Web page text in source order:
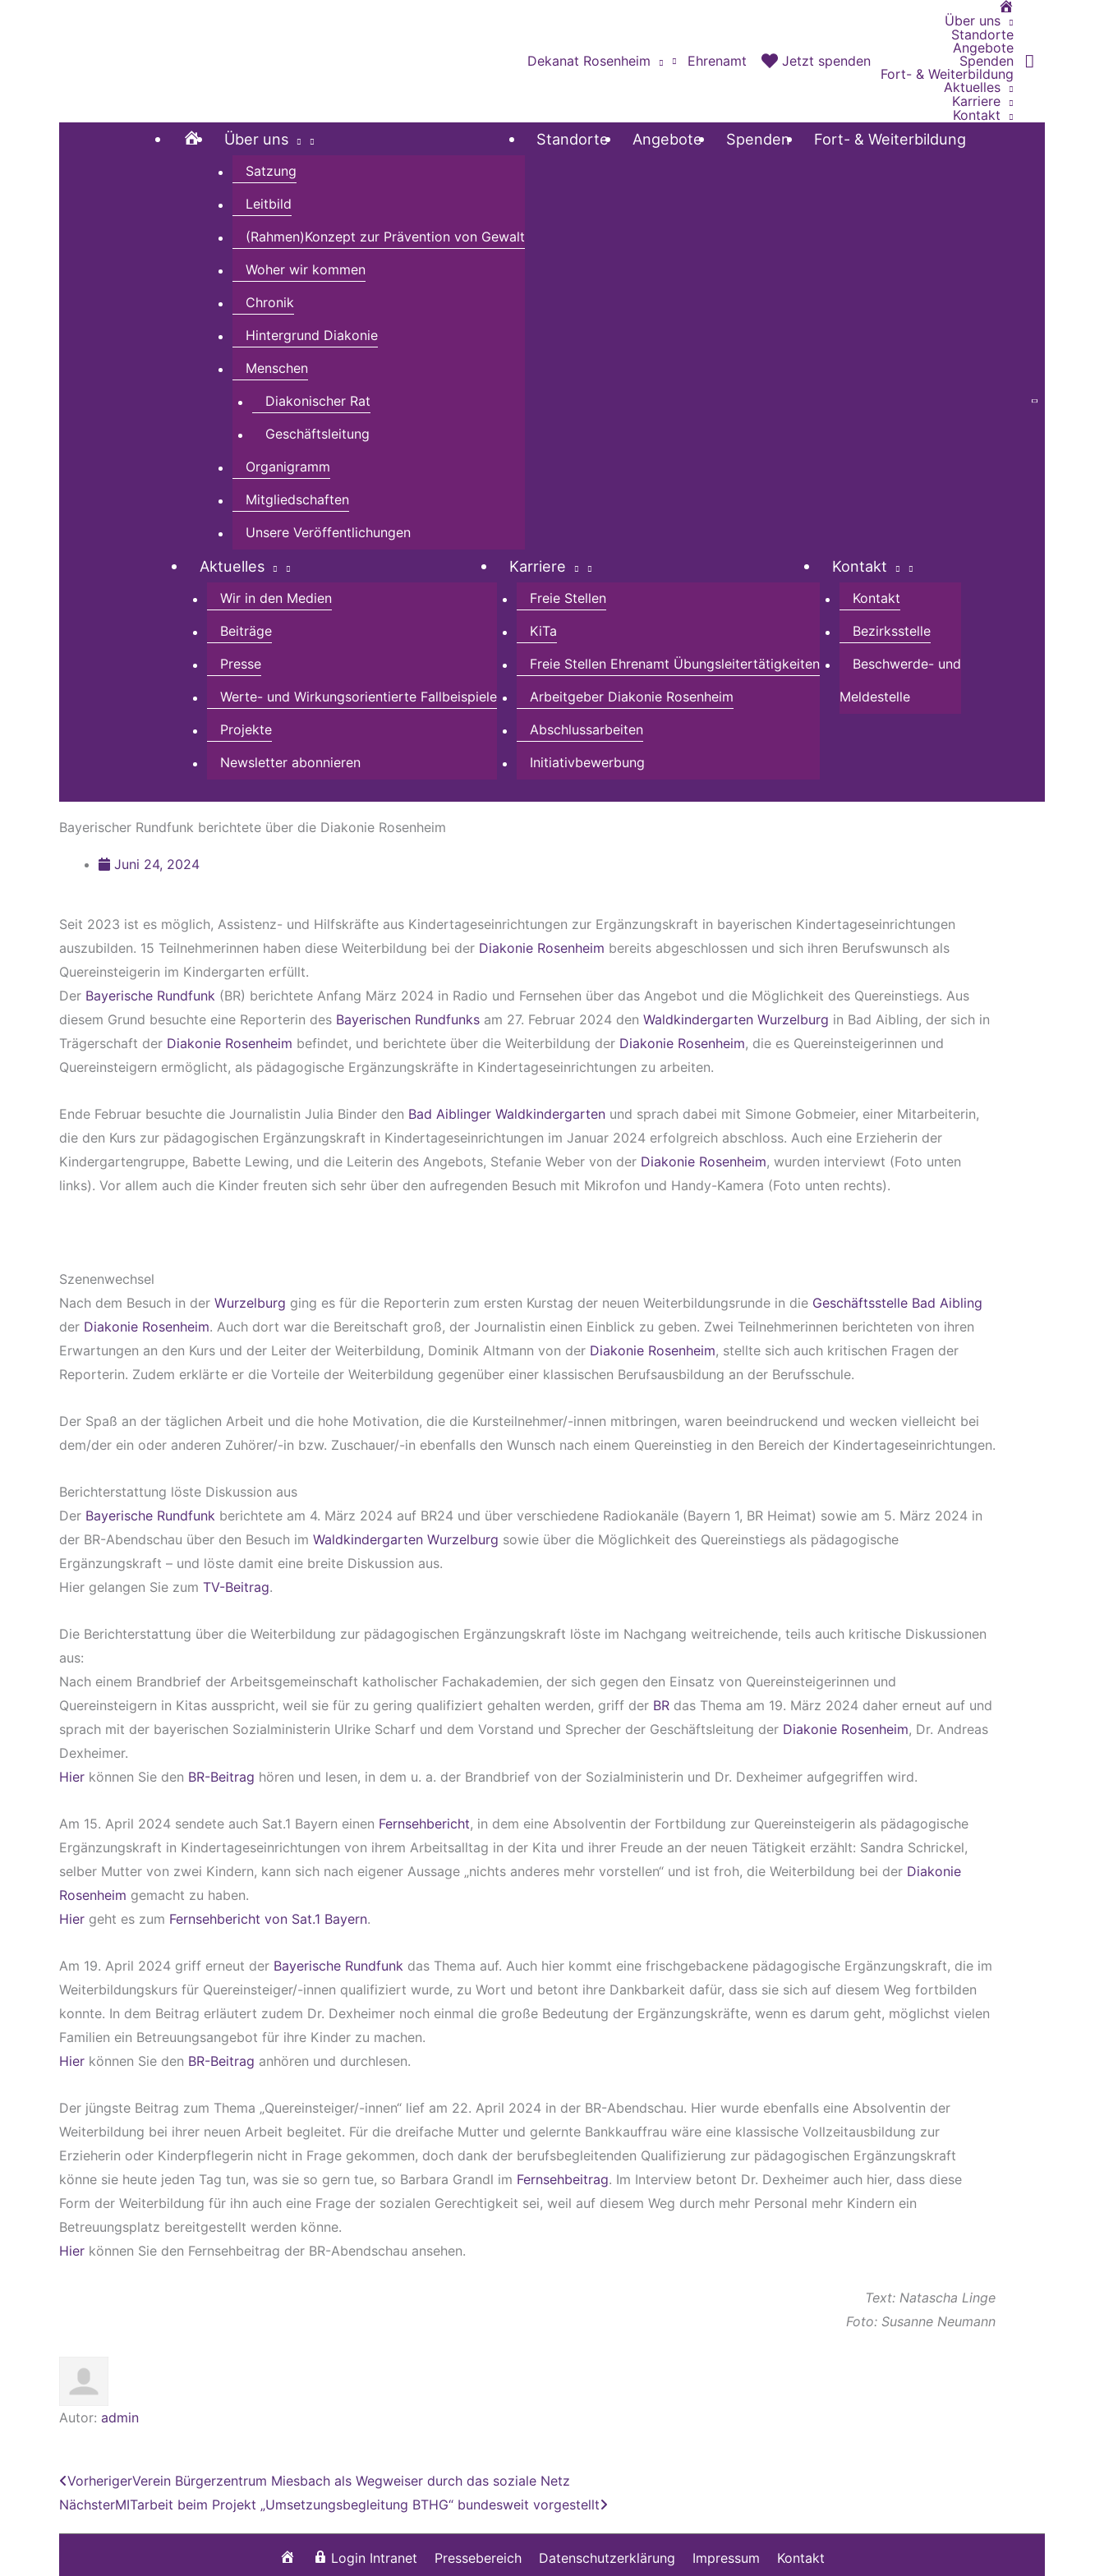
Dekanat Rosenheim Ehrenamt Jetzt spenden
Über uns
Standorte
Angebote
Spenden
Fort- & Weiterbildung
Aktuelles
Karriere
Kontakt
HomeÜber uns
Satzung
Leitbild
(Rahmen)Konzept zur Prävention von Gewalt
Woher wir kommen
Chronik
Hintergrund Diakonie
Menschen
Diakonischer Rat
Geschäftsleitung
Organigramm
Mitgliedschaften
Unsere Veröffentlichungen
Standorte Angebote Spenden Fort- & Weiterbildung
Aktuelles
Wir in den Medien
Beiträge
Presse
Werte- und Wirkungsorientierte Fallbeispiele
Projekte
Newsletter abonnieren
Karriere
Freie Stellen
KiTa
Freie Stellen Ehrenamt Übungsleitertätigkeiten
Arbeitgeber Diakonie Rosenheim
Abschlussarbeiten
Initiativbewerbung
Kontakt
Kontakt
Bezirksstelle
Beschwerde- und
Meldestelle
Bayerischer Rundfunk berichtete über die Diakonie Rosenheim
Juni 24, 2024
Seit 2023 ist es möglich, Assistenz- und Hilfskräfte aus Kindertageseinrichtungen zur Ergänzungskraft in bayerischen Kindertageseinrichtungen
auszubilden. 15 Teilnehmerinnen haben diese Weiterbildung bei der Diakonie Rosenheim bereits abgeschlossen und sich ihren Berufswunsch als
Quereinsteigerin im Kindergarten erfüllt.
Der Bayerische Rundfunk (BR) berichtete Anfang März 2024 in Radio und Fernsehen über das Angebot und die Möglichkeit des Quereinstiegs. Aus
diesem Grund besuchte eine Reporterin des Bayerischen Rundfunks am 27. Februar 2024 den Waldkindergarten Wurzelburg in Bad Aibling, der sich in
Trägerschaft der Diakonie Rosenheim befindet, und berichtete über die Weiterbildung der Diakonie Rosenheim, die es Quereinsteigerinnen und
Quereinsteigern ermöglicht, als pädagogische Ergänzungskräfte in Kindertageseinrichtungen zu arbeiten.
Ende Februar besuchte die Journalistin Julia Binder den Bad Aiblinger Waldkindergarten und sprach dabei mit Simone Gobmeier, einer Mitarbeiterin,
die den Kurs zur pädagogischen Ergänzungskraft in Kindertageseinrichtungen im Januar 2024 erfolgreich abschloss. Auch eine Erzieherin der
Kindergartengruppe, Babette Lewing, und die Leiterin des Angebots, Stefanie Weber von der Diakonie Rosenheim, wurden interviewt (Foto unten
links). Vor allem auch die Kinder freuten sich sehr über den aufregenden Besuch mit Mikrofon und Handy-Kamera (Foto unten rechts).
Szenenwechsel
Nach dem Besuch in der Wurzelburg ging es für die Reporterin zum ersten Kurstag der neuen Weiterbildungsrunde in die Geschäftsstelle Bad Aibling
der Diakonie Rosenheim. Auch dort war die Bereitschaft groß, der Journalistin einen Einblick zu geben. Zwei Teilnehmerinnen berichteten von ihren
Erwartungen an den Kurs und der Leiter der Weiterbildung, Dominik Altmann von der Diakonie Rosenheim, stellte sich auch kritischen Fragen der
Reporterin. Zudem erklärte er die Vorteile der Weiterbildung gegenüber einer klassischen Berufsausbildung an der Berufsschule.
Der Spaß an der täglichen Arbeit und die hohe Motivation, die die Kursteilnehmer/-innen mitbringen, waren beeindruckend und wecken vielleicht bei
dem/der ein oder anderen Zuhörer/-in bzw. Zuschauer/-in ebenfalls den Wunsch nach einem Quereinstieg in den Bereich der Kindertageseinrichtungen.
Berichterstattung löste Diskussion aus
Der Bayerische Rundfunk berichtete am 4. März 2024 auf BR24 und über verschiedene Radiokanäle (Bayern 1, BR Heimat) sowie am 5. März 2024 in
der BR-Abendschau über den Besuch im Waldkindergarten Wurzelburg sowie über die Möglichkeit des Quereinstiegs als pädagogische
Ergänzungskraft – und löste damit eine breite Diskussion aus.
Hier gelangen Sie zum TV-Beitrag.
Die Berichterstattung über die Weiterbildung zur pädagogischen Ergänzungskraft löste im Nachgang weitreichende, teils auch kritische Diskussionen
aus:
Nach einem Brandbrief der Arbeitsgemeinschaft katholischer Fachakademien, der sich gegen den Einsatz von Quereinsteigerinnen und
Quereinsteigern in Kitas ausspricht, weil sie für zu gering qualifiziert gehalten werden, griff der BR das Thema am 19. März 2024 daher erneut auf und
sprach mit der bayerischen Sozialministerin Ulrike Scharf und dem Vorstand und Sprecher der Geschäftsleitung der Diakonie Rosenheim, Dr. Andreas
Dexheimer.
Hier können Sie den BR-Beitrag hören und lesen, in dem u. a. der Brandbrief von der Sozialministerin und Dr. Dexheimer aufgegriffen wird.
Am 15. April 2024 sendete auch Sat.1 Bayern einen Fernsehbericht, in dem eine Absolventin der Fortbildung zur Quereinsteigerin als pädagogische
Ergänzungskraft in Kindertageseinrichtungen von ihrem Arbeitsalltag in der Kita und ihrer Freude an der neuen Tätigkeit erzählt: Sandra Schrickel,
selber Mutter von zwei Kindern, kann sich nach eigener Aussage „nichts anderes mehr vorstellen“ und ist froh, die Weiterbildung bei der Diakonie
Rosenheim gemacht zu haben.
Hier geht es zum Fernsehbericht von Sat.1 Bayern.
Am 19. April 2024 griff erneut der Bayerische Rundfunk das Thema auf. Auch hier kommt eine frischgebackene pädagogische Ergänzungskraft, die im
Weiterbildungskurs für Quereinsteiger/-innen qualifiziert wurde, zu Wort und betont ihre Dankbarkeit dafür, dass sie sich auf diesem Weg fortbilden
konnte. In dem Beitrag erläutert zudem Dr. Dexheimer noch einmal die große Bedeutung der Ergänzungskräfte, wenn es darum geht, möglichst vielen
Familien ein Betreuungsangebot für ihre Kinder zu machen.
Hier können Sie den BR-Beitrag anhören und durchlesen.
Der jüngste Beitrag zum Thema „Quereinsteiger/-innen“ lief am 22. April 2024 in der BR-Abendschau. Hier wurde ebenfalls eine Absolventin der
Weiterbildung bei ihrer neuen Arbeit begleitet. Für die dreifache Mutter und gelernte Bankkauffrau wäre eine klassische Vollzeitausbildung zur
Erzieherin oder Kinderpflegerin nicht in Frage gekommen, doch dank der berufsbegleitenden Qualifizierung zur pädagogischen Ergänzungskraft
könne sie heute jeden Tag tun, was sie so gern tue, so Barbara Grandl im Fernsehbeitrag. Im Interview betont Dr. Dexheimer auch hier, dass diese
Form der Weiterbildung für ihn auch eine Frage der sozialen Gerechtigkeit sei, weil auf diesem Weg durch mehr Personal mehr Kindern ein
Betreuungsplatz bereitgestellt werden könne.
Hier können Sie den Fernsehbeitrag der BR-Abendschau ansehen.
Text: Natascha Linge
Foto: Susanne Neumann
Autor: admin
Zurück
VorherigerVerein Bürgerzentrum Miesbach als Wegweiser durch das soziale Netz
NächsterMITarbeit beim Projekt „Umsetzungsbegleitung BTHG“ bundesweit vorgestellt
StartseiteLogin Intranet Pressebereich Datenschutzerklärung Impressum Kontakt